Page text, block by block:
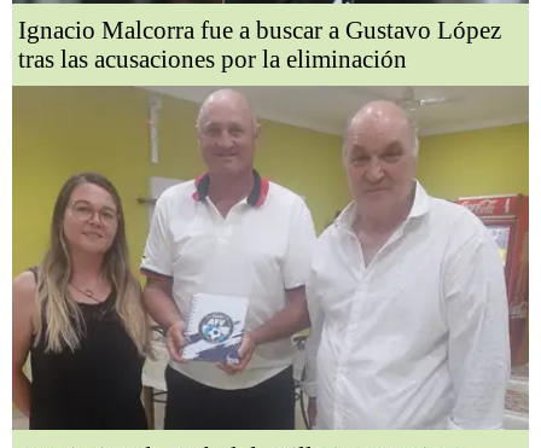
Ignacio Malcorra fue a buscar a Gustavo López
tras las acusaciones por la eliminación